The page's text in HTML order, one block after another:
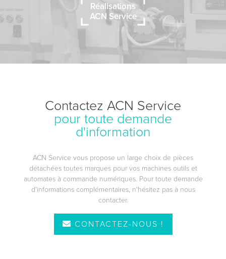
Réalisations
ACN Service
Contactez ACN Service
pour toute demande
d'information
ACN Service vous propose un large choix de pièces
détachées toutes marques pour vos machines outils et
automates à commande numériques. Pour toute demande
d'informations complémentaires, n'hésitez pas à nous
contacter.
CONTACTEZ-NOUS !